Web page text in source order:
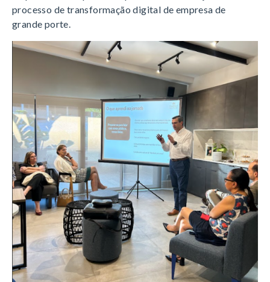
processo de transformação digital de empresa de
grande porte.